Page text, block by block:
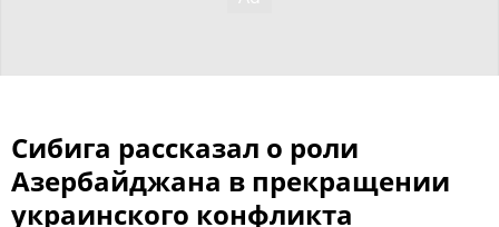
Сибига рассказал о роли
Азербайджана в прекращении
украинского конфликта